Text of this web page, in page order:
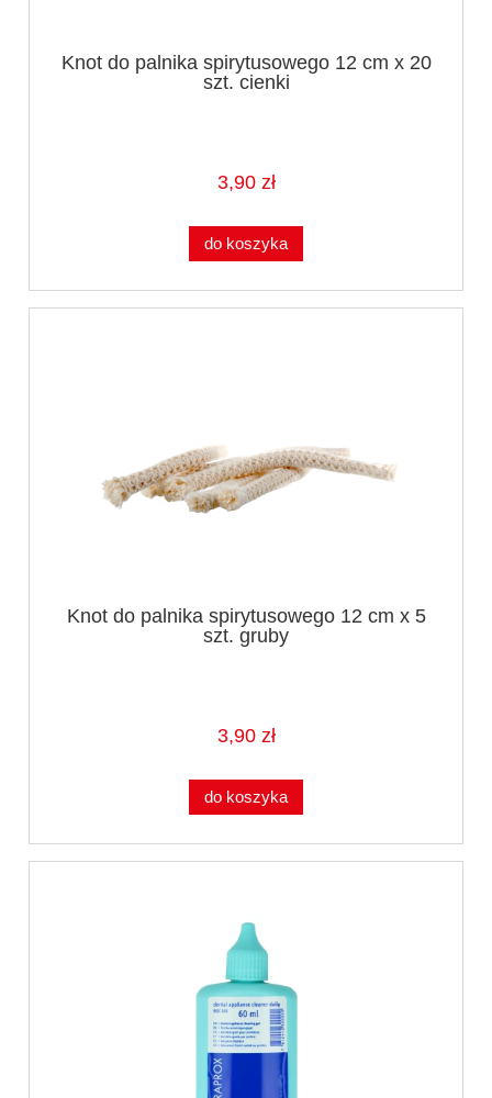
Knot do palnika spirytusowego 12 cm x 20
szt. cienki
3,90 zł
do koszyka
Knot do palnika spirytusowego 12 cm x 5
szt. gruby
3,90 zł
do koszyka